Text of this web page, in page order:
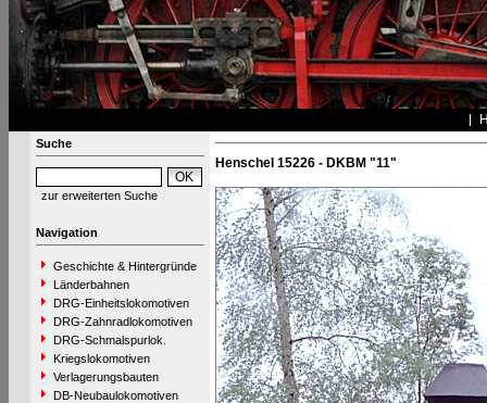
Suche
zur erweiterten Suche
Navigation
Geschichte & Hintergründe
Länderbahnen
DRG-Einheitslokomotiven
DRG-Zahnradlokomotiven
DRG-Schmalspurlok.
Kriegslokomotiven
Verlagerungsbauten
DB-Neubaulokomotiven
Henschel 15226 - DKBM "11"